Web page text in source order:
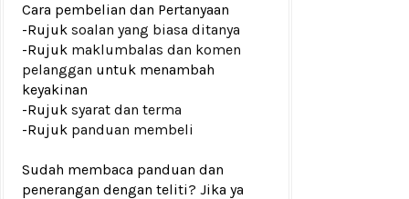
Cara pembelian dan Pertanyaan
-Rujuk soalan yang biasa ditanya
-Rujuk maklumbalas dan komen
pelanggan untuk menambah
keyakinan
-Rujuk syarat dan terma
-Rujuk panduan membeli
Sudah membaca panduan dan
penerangan dengan teliti? Jika ya